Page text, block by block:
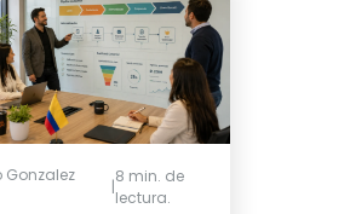
Gonzalez
|
8 min. de
lectura.